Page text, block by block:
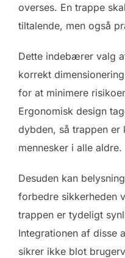
overses. En trappe
tiltalende, men også
Dette indebærer valg
korrekt
for at minimere
Ergonomisk design
dybden, så trappen
mennesker i alle aldre.
Desuden kan
forbedre sikkerheden
trappen er tydeligt
Integrationen af disse
sikrer ikke blot